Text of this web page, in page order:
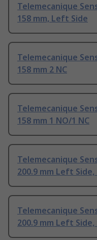
Telemecanique
158 mm, Left Side
Telemecanique
158 mm 2 NC
Telemecanique
158 mm 1 NO/1 NC
Telemecanique
200.9 mm Left Side,
Telemecanique
200.9 mm Left Side,